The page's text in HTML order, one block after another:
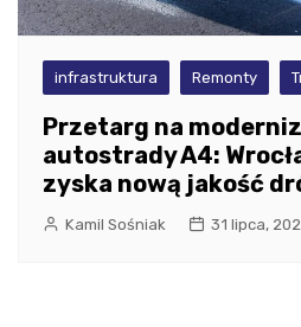
infrastruktura Remonty
Przetarg na
autostrady A4:
zyska nową jakość
Kamil Sośniak 31 lipca,